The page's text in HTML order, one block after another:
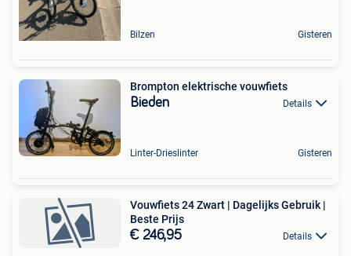
Bilzen Gisteren
Brompton elektrische vouwfiets
Bieden Details
Linter-Drieslinter Gisteren
Vouwfiets 24 Zwart | Dagelijks Gebruik |
Beste Prijs
€ 246,95 Details